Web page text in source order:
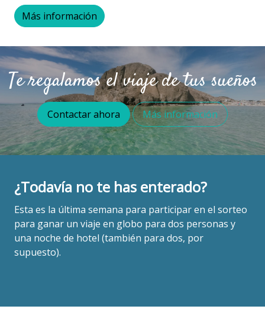
Más información
Te regalamos el viaje de tus sueños
Contactar ahora Más información
¿Todavía no te has enterado?
Esta es la última semana para participar en el sorteo
para ganar un viaje en globo para dos personas y
una noche de hotel (también para dos, por
supuesto).